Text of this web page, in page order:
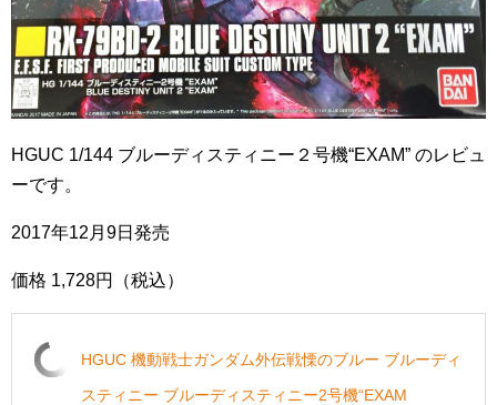
HGUC 1/144 ブルーディスティニー２号機“EXAM” のレビュ
ーです。
2017年12月9日発売
価格 1,728円（税込）
HGUC 機動戦士ガンダム外伝戦慄のブルー ブルーディ
スティニー ブルーディスティニー2号機“EXAM